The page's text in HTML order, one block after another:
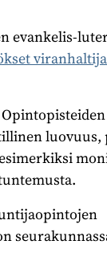
evankelis-
luovuus,